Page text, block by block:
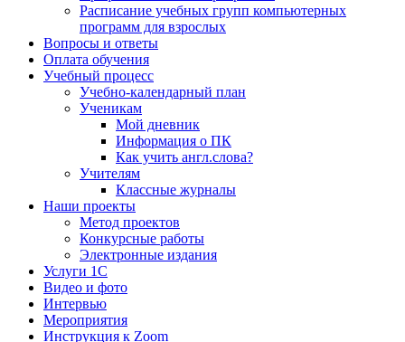
Расписание учебных групп компьютерных
программ для взрослых
Вопросы и ответы
Оплата обучения
Учебный процесс
Учебно-календарный план
Ученикам
Мой дневник
Информация о ПК
Как учить англ.слова?
Учителям
Классные журналы
Наши проекты
Метод проектов
Конкурсные работы
Электронные издания
Услуги 1C
Видео и фото
Интервью
Мероприятия
Инструкция к Zoom